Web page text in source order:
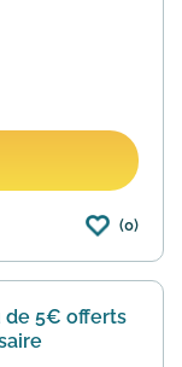
les 40€
au ...En
(0)
de 5€ offerts